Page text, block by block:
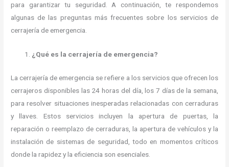
para garantizar tu seguridad. A continuación, te respondemos
algunas de las preguntas más frecuentes sobre los servicios de
cerrajería de emergencia.
¿Qué es la cerrajería de emergencia?
La cerrajería de emergencia se refiere a los servicios que ofrecen los
cerrajeros disponibles las 24 horas del día, los 7 días de la semana,
para resolver situaciones inesperadas relacionadas con cerraduras
y llaves. Estos servicios incluyen la apertura de puertas, la
reparación o reemplazo de cerraduras, la apertura de vehículos y la
instalación de sistemas de seguridad, todo en momentos críticos
donde la rapidez y la eficiencia son esenciales.